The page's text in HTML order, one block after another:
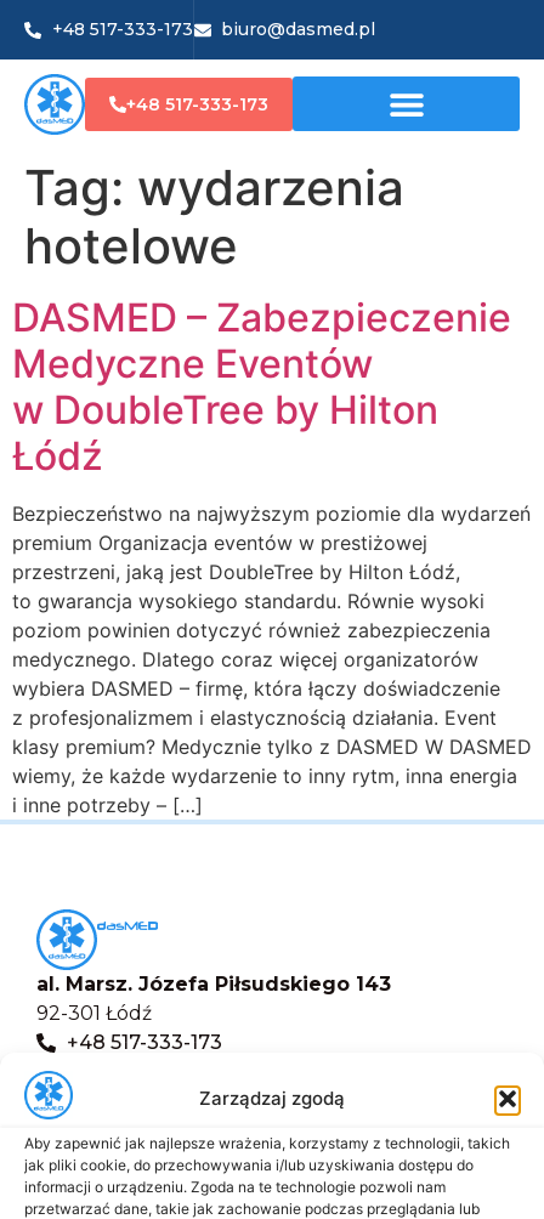
Zarządzaj zgodą
Aby zapewnić jak najlepsze wrażenia, korzystamy z technologii, takich
jak pliki cookie, do przechowywania i/lub uzyskiwania dostępu do
informacji o urządzeniu. Zgoda na te technologie pozwoli nam
przetwarzać dane, takie jak zachowanie podczas przeglądania lub
+48 517-333-173 biuro@dasmed.pl
+48 517-333-173
Tag: wydarzenia
hotelowe
DASMED – Zabezpieczenie
Medyczne Eventów
w DoubleTree by Hilton
Łódź
Bezpieczeństwo na najwyższym poziomie dla wydarzeń
premium Organizacja eventów w prestiżowej
przestrzeni, jaką jest DoubleTree by Hilton Łódź,
to gwarancja wysokiego standardu. Równie wysoki
poziom powinien dotyczyć również zabezpieczenia
medycznego. Dlatego coraz więcej organizatorów
wybiera DASMED – firmę, która łączy doświadczenie
z profesjonalizmem i elastycznością działania. Event
klasy premium? Medycznie tylko z DASMED W DASMED
wiemy, że każde wydarzenie to inny rytm, inna energia
i inne potrzeby – […]
al. Marsz. Józefa Piłsudskiego 143
92-301 Łódź
+48 517-333-173
biuro@dasmed.pl
Menu
Start
O nas